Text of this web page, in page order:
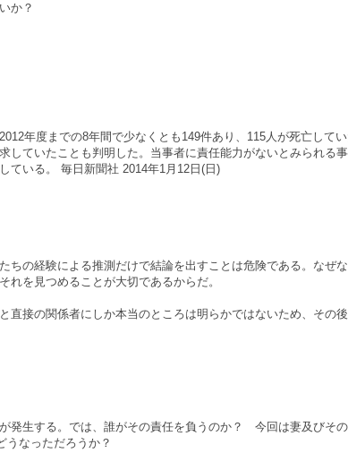
か？
年度までの8年間で少なくとも149件あり、115人が死亡してい
ていたことも判明した。当事者に責任能力がないとみられる
ている。 毎日新聞社 2014年1月12日(日)
の経験による推測だけで結論を出すことは危険である。なぜ
を見つめることが大切であるからだ。
接の関係者にしか本当のところは明らかではないため、その
発生する。では、誰がその責任を負うのか？ 今回は妻及びそ
うなっただろうか？